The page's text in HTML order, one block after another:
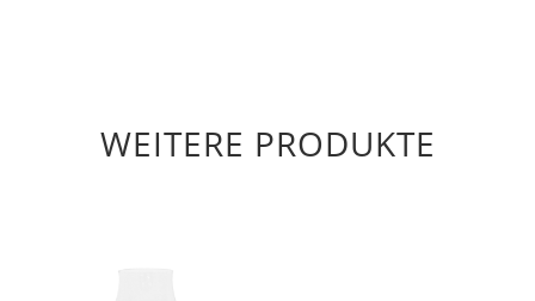
WEITERE PRODUKTE